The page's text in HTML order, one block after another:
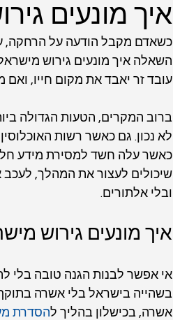
איך מונעים
כשאדם מקבל הודעה על הרחקה,
השאלה איך מונעים גירוש
עובד זר יאבד את מקום חייו, ואם
ברוב המקרים, הטעות הגדולה
לא נכון. גם כאשר רשות
כאשר עלה חשד למסירת מידע
שיכולים לעצור את המהלך, לעכב
ובלי אלתורים.
איך מונעים גירוש
אי אפשר לבנות הגנה טובה בלי
בשהייה בישראל בלי אשרה
אשרה, בכישלון בהליך להסדרת